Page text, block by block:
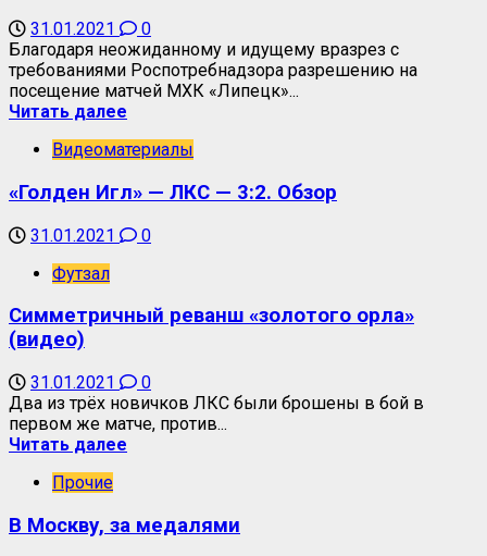
31.01.2021
0
Благодаря неожиданному и идущему вразрез с
требованиями Роспотребнадзора разрешению на
посещение матчей МХК «Липецк»...
Читать далее
Видеоматериалы
«Голден Игл» — ЛКС — 3:2. Обзор
31.01.2021
0
Футзал
Симметричный реванш «золотого орла»
(видео)
31.01.2021
0
Два из трёх новичков ЛКС были брошены в бой в
первом же матче, против...
Читать далее
Прочие
В Москву, за медалями